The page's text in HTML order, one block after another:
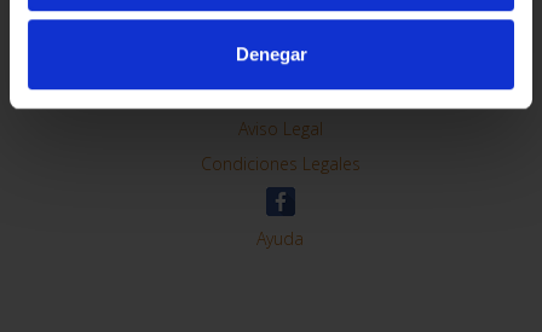
Denegar
Contacto
Preguntas Frequentes (FAQs)
Aviso Legal
Condiciones Legales
Ayuda